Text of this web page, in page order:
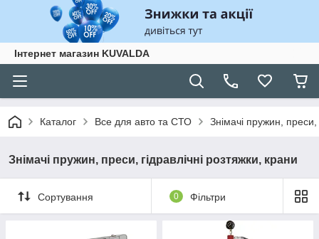
Інтернет магазин KUVALDA
Каталог Все для авто та СТО Знімачі пружин, преси,
Знімачі пружин, преси, гідравлічні розтяжки, крани
Сортування 0 Фільтри